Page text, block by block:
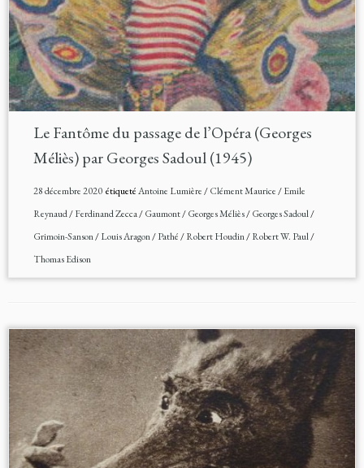
Le Fantôme du passage de l’Opéra (Georges
Méliès) par Georges Sadoul (1945)
28 décembre 2020étiquetéAntoine Lumière/Clément Maurice/Emile
Reynaud/Ferdinand Zecca/Gaumont/Georges Méliès/Georges Sadoul/
Grimoin-Sanson/Louis Aragon/Pathé/Robert Houdin/Robert W. Paul/
Thomas Edison